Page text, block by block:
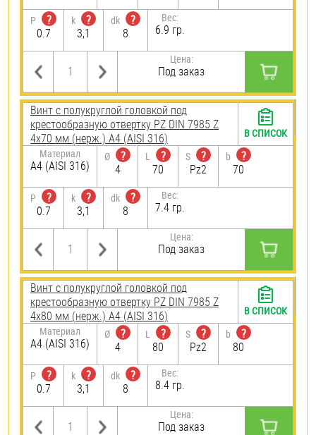
P
?
0.7
k
?
3,1
dk
?
8
Вес:
6.9 гр.
Цена:
Под заказ
Винт с полукруглой головкой под
крестообразную отвертку PZ DIN 7985 Z
4х70 мм (нерж.) A4 (AISI 316)
Материал
A4 (AISI 316)
Ø
?
4
L
?
70
S
?
Pz2
b
?
70
P
?
0.7
k
?
3,1
dk
?
8
Вес:
7.4 гр.
Цена:
Под заказ
В СПИСОК
Винт с полукруглой головкой под
крестообразную отвертку PZ DIN 7985 Z
4х80 мм (нерж.) A4 (AISI 316)
Материал
A4 (AISI 316)
Ø
?
4
L
?
80
S
?
Pz2
b
?
80
P
?
0.7
k
?
3,1
dk
?
8
Вес:
8.4 гр.
Цена:
Под заказ
В СПИСОК